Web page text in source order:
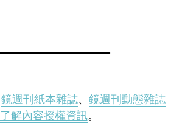
鏡週刊紙本雜誌、 鏡週刊動態雜誌
了解內容授權資訊。